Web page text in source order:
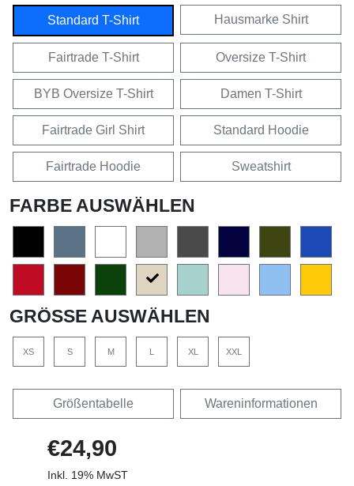
Standard T-Shirt Hausmarke Shirt
Fairtrade T-Shirt Oversize T-Shirt
BYB Oversize T-Shirt Damen T-Shirt
Fairtrade Girl Shirt Standard Hoodie
Fairtrade Hoodie Sweatshirt
FARBE AUSWÄHLEN
GRÖSSE AUSWÄHLEN
XS S M L XL XXL
Größentabelle Wareninformationen
€24,90
Inkl. 19% MwST